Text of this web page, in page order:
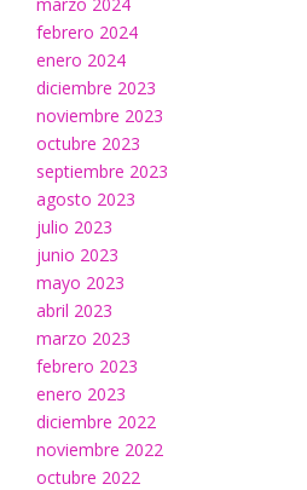
marzo 2024
febrero 2024
enero 2024
diciembre 2023
noviembre 2023
octubre 2023
septiembre 2023
agosto 2023
julio 2023
junio 2023
mayo 2023
abril 2023
marzo 2023
febrero 2023
enero 2023
diciembre 2022
noviembre 2022
octubre 2022